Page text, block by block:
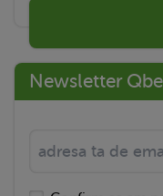
Newsletter